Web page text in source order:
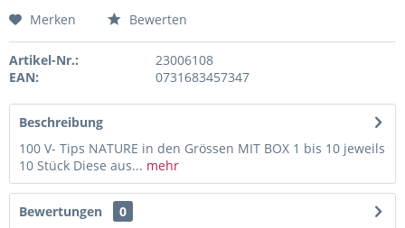
Merken Bewerten
Artikel-Nr.:
23006108
EAN:
0731683457347
Beschreibung
100 V- Tips NATURE in den Grössen MIT BOX 1 bis 10 jeweils
10 Stück Diese aus... mehr
Bewertungen
0